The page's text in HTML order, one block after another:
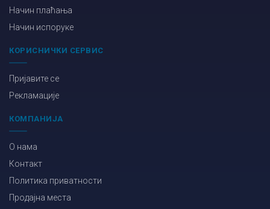
Начин плаћања
Начин испоруке
КОРИСНИЧКИ СЕРВИС
Пријавите се
Рекламације
КОМПАНИЈА
О нама
Контакт
Политика приватности
Продајна места